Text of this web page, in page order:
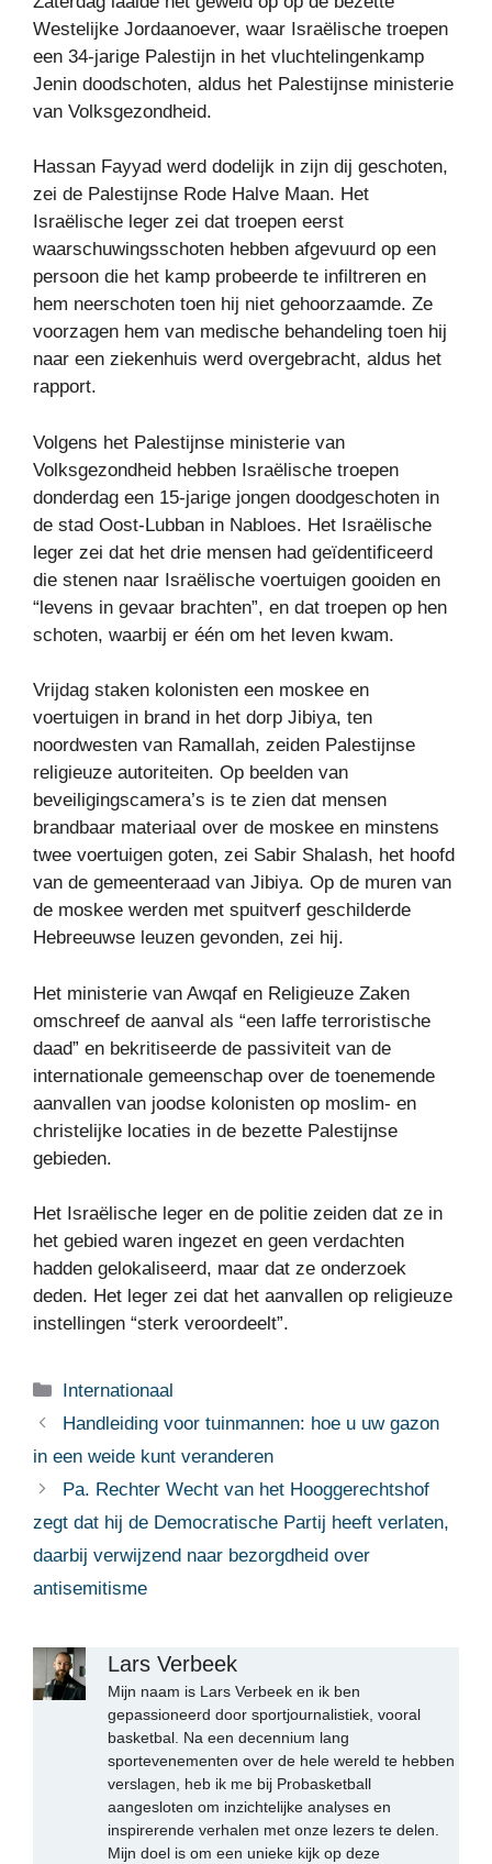
Westelijke Jordaanoever, waar Israëlische troepen
een 34-jarige Palestijn in het vluchtelingenkamp
Jenin doodschoten, aldus het Palestijnse ministerie
van Volksgezondheid.
Hassan Fayyad werd dodelijk in zijn dij geschoten,
zei de Palestijnse Rode Halve Maan. Het
Israëlische leger zei dat troepen eerst
waarschuwingsschoten hebben afgevuurd op een
persoon die het kamp probeerde te infiltreren en
hem neerschoten toen hij niet gehoorzaamde. Ze
voorzagen hem van medische behandeling toen hij
naar een ziekenhuis werd overgebracht, aldus het
rapport.
Volgens het Palestijnse ministerie van
Volksgezondheid hebben Israëlische troepen
donderdag een 15-jarige jongen doodgeschoten in
de stad Oost-Lubban in Nabloes. Het Israëlische
leger zei dat het drie mensen had geïdentificeerd
die stenen naar Israëlische voertuigen gooiden en
“levens in gevaar brachten”, en dat troepen op hen
schoten, waarbij er één om het leven kwam.
Vrijdag staken kolonisten een moskee en
voertuigen in brand in het dorp Jibiya, ten
noordwesten van Ramallah, zeiden Palestijnse
religieuze autoriteiten. Op beelden van
beveiligingscamera’s is te zien dat mensen
brandbaar materiaal over de moskee en minstens
twee voertuigen goten, zei Sabir Shalash, het hoofd
van de gemeenteraad van Jibiya. Op de muren van
de moskee werden met spuitverf geschilderde
Hebreeuwse leuzen gevonden, zei hij.
Het ministerie van Awqaf en Religieuze Zaken
omschreef de aanval als “een laffe terroristische
daad” en bekritiseerde de passiviteit van de
internationale gemeenschap over de toenemende
aanvallen van joodse kolonisten op moslim- en
christelijke locaties in de bezette Palestijnse
gebieden.
Het Israëlische leger en de politie zeiden dat ze in
het gebied waren ingezet en geen verdachten
hadden gelokaliseerd, maar dat ze onderzoek
deden. Het leger zei dat het aanvallen op religieuze
instellingen “sterk veroordeelt”.
Categorieën
Internationaal
Handleiding voor tuinmannen: hoe u uw gazon
in een weide kunt veranderen
Pa. Rechter Wecht van het Hooggerechtshof
zegt dat hij de Democratische Partij heeft verlaten,
daarbij verwijzend naar bezorgdheid over
antisemitisme
Lars Verbeek
Mijn naam is Lars Verbeek en ik ben
gepassioneerd door sportjournalistiek, vooral
basketbal. Na een decennium lang
sportevenementen over de hele wereld te hebben
verslagen, heb ik me bij Probasketball
aangesloten om inzichtelijke analyses en
inspirerende verhalen met onze lezers te delen.
Mijn doel is om een unieke kijk op deze